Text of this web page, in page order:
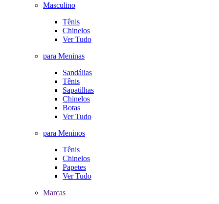
Masculino
Tênis
Chinelos
Ver Tudo
para Meninas
Sandálias
Tênis
Sapatilhas
Chinelos
Botas
Ver Tudo
para Meninos
Tênis
Chinelos
Papetes
Ver Tudo
Marcas